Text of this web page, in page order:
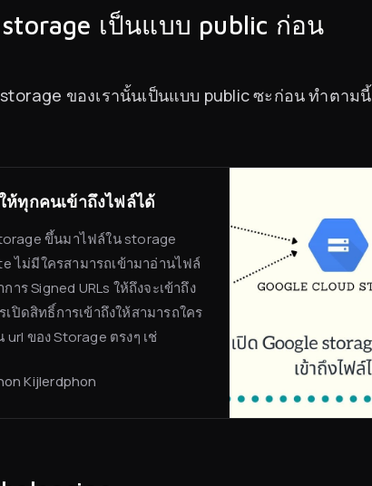
เป็นแบบ public ก่อน
ของเรานั้นเป็นแบบ public ซะก่อน ทำตามนี้
ทุกคนเข้าถึงไฟล์ได้
ขึ้นมาไฟล์ใน storage
ไม่มีใครสามารถเข้ามาอ่านไฟล์
าร Signed URLs ให้ถึงจะเข้าถึง
ปิดสิทธิ์การเข้าถึงให้สามารถใคร
url ของ Storage ตรงๆ เช่
Kijlerdphon